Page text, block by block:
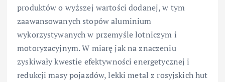
produktów o wyższej wartości dodanej, w tym
zaawansowanych stopów aluminium
wykorzystywanych w przemyśle lotniczym i
motoryzacyjnym. W miarę jak na znaczeniu
zyskiwały kwestie efektywności energetycznej i
redukcji masy pojazdów, lekki metal z rosyjskich hut